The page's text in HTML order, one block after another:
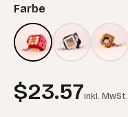
Farbe
Angebot
$23.57inkl. MwSt.